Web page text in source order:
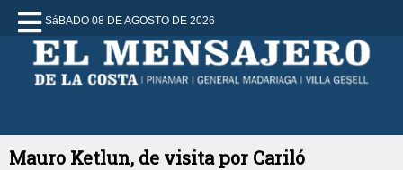
SáBADO 08 DE AGOSTO DE 2026
Mauro Ketlun, de visita por Cariló